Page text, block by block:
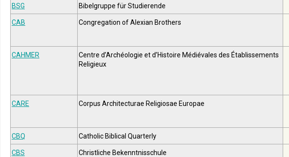
BSG Bibelgruppe für Studierende
CAB Congregation of Alexian Brothers
CAHMER
Centre d’Archéologie et d’Histoire Médiévales des Établissements
Religieux
CARE Corpus Architecturae Religiosae Europae
CBQ Catholic Biblical Quarterly
CBS Christliche Bekenntnisschule